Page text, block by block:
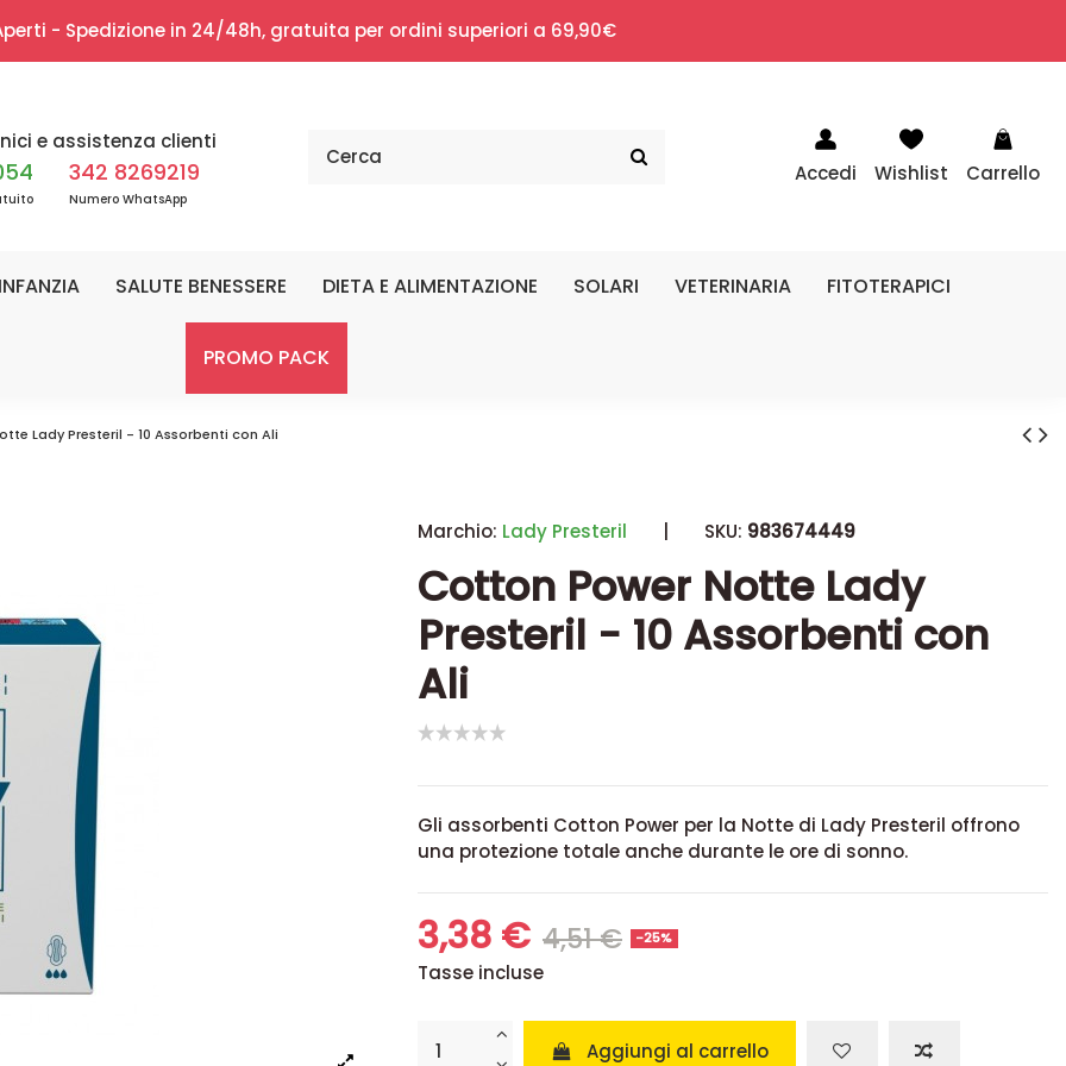
- Spedizione in 24/48h, gratuita per ordini superiori a 69,90€
e assistenza clienti
342 8269219
Numero WhatsApp
Accedi Wishlist Carrello
SALUTE BENESSERE DIETA E ALIMENTAZIONE SOLARI VETERINARIA FITOTERAPICI
PROMO PACK
Lady Presteril - 10 Assorbenti con Ali
Marchio: Lady Presteril | SKU: 983674449
Cotton Power Notte Lady
Presteril - 10 Assorbenti con
Ali
Gli assorbenti Cotton Power per la Notte di Lady Presteril offrono
una protezione totale anche durante le ore di sonno.
3,38 € 4,51 € -25%
Tasse incluse
Aggiungi al carrello